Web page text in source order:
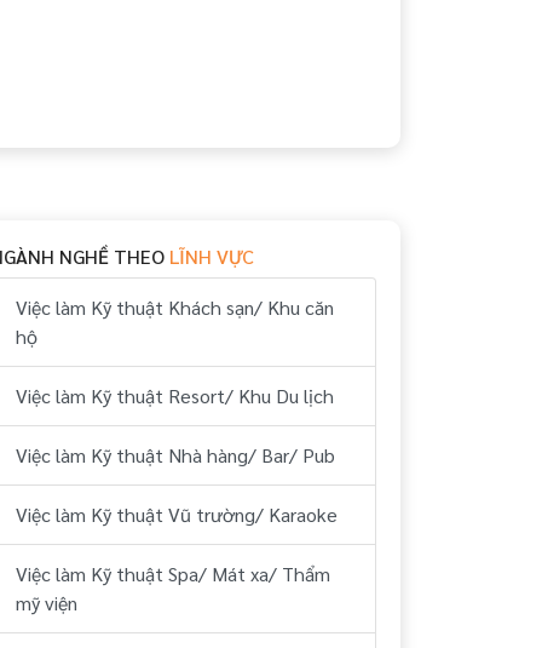
NGHỀ THEO LĨNH VỰC
Việc làm Kỹ thuật Khách sạn/ Khu căn
hộ
Việc làm Kỹ thuật Resort/ Khu Du lịch
Việc làm Kỹ thuật Nhà hàng/ Bar/ Pub
Việc làm Kỹ thuật Vũ trường/ Karaoke
Việc làm Kỹ thuật Spa/ Mát xa/ Thẩm
mỹ viện